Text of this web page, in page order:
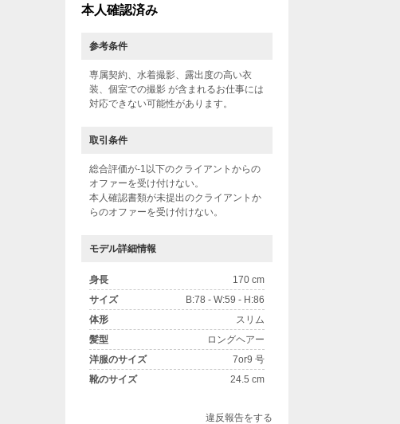
本人確認済み
参考条件
専属契約、水着撮影、露出度の高い衣
装、個室での撮影 が含まれるお仕事には
対応できない可能性があります。
取引条件
総合評価が-1以下のクライアントからの
オファーを受け付けない。
本人確認書類が未提出のクライアントか
らのオファーを受け付けない。
モデル詳細情報
身長
170 cm
サイズ
B:78 - W:59 - H:86
体形
スリム
髪型
ロングヘアー
洋服のサイズ
7or9 号
靴のサイズ
24.5 cm
違反報告をする